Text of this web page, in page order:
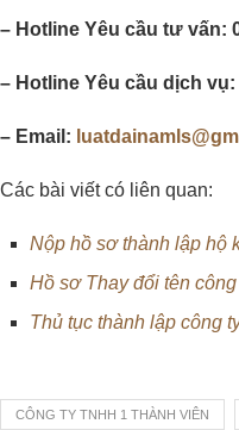
– Hotline Yêu cầu tư vấn:
– Hotline Yêu cầu dịch vụ:
– Email:
Các bài viết có liên quan:
Nộp hồ sơ thành lập hộ
Hồ sơ Thay đổi tên công
Thủ tục thành lập công
CÔNG TY TNHH 1 THÀNH VIÊN